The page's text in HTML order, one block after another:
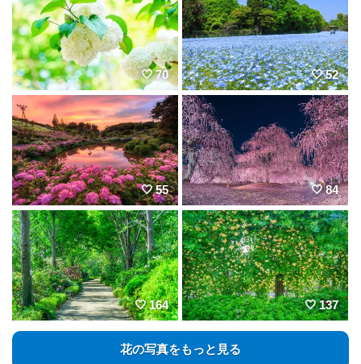
70 52
55 84
164 137
花の写真をもっと見る